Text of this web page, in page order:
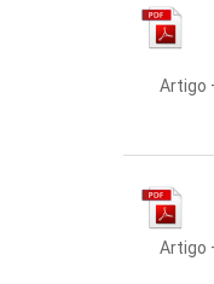
Artigo
Artigo